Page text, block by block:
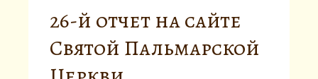
26-й отчет на сайте
Святой Пальмарской